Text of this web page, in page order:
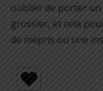
oublier de porter
grossier, et cela
de mépris ou une